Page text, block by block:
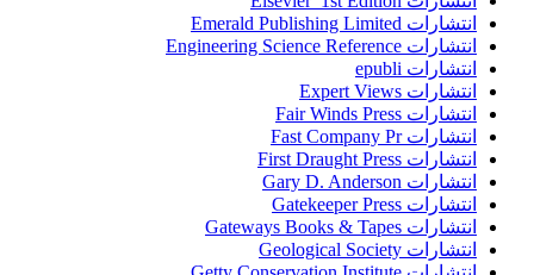
انتشارات Emerald Publishing Limited
انتشارات Engineering Science Reference
انتشارات epubli
انتشارات Expert Views
انتشارات Fair Winds Press
انتشارات Fast Company Pr
انتشارات First Draught Press
انتشارات Gary D. Anderson
انتشارات Gatekeeper Press
انتشارات Gateways Books & Tapes
انتشارات Geological Society